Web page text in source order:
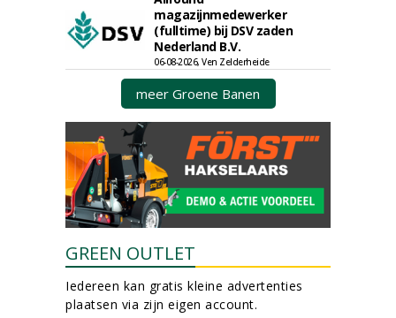
magazijnmedewerker
(fulltime) bij DSV zaden
Nederland B.V.
06-08-2026, Ven Zelderheide
meer Groene Banen
GREEN OUTLET
Iedereen kan gratis kleine advertenties
plaatsen via zijn eigen account.